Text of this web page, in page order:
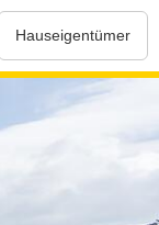
Hauseigentümer